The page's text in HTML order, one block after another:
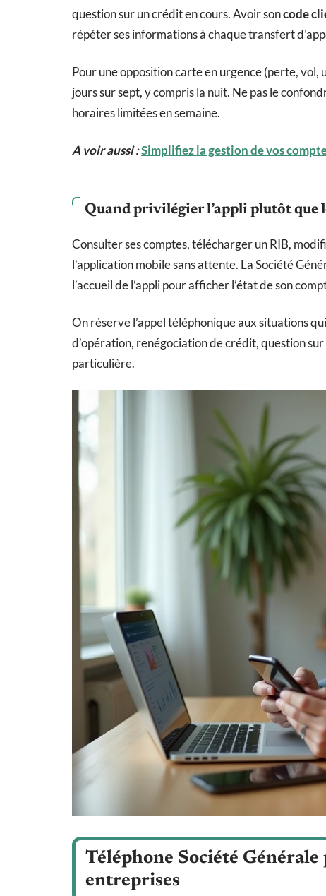
question sur un crédit en cours. Avoir soncode
répéter ses informations à chaque transfert
Pour une opposition carte en urgence (perte,
jours sur sept, y compris la nuit. Ne pas le
horaires limitées en semaine.
A voir aussi :Simplifiez la gestion de vos
Quand privilégier l’appli plutôt que
Consulter ses comptes, télécharger un RIB,
l’application mobile sans attente. La Société
l’accueil de l’appli pour afficher l’état de son
On réserve l’appel téléphonique aux situations
d’opération, renégociation de crédit, question
particulière.
Téléphone Société
entreprises